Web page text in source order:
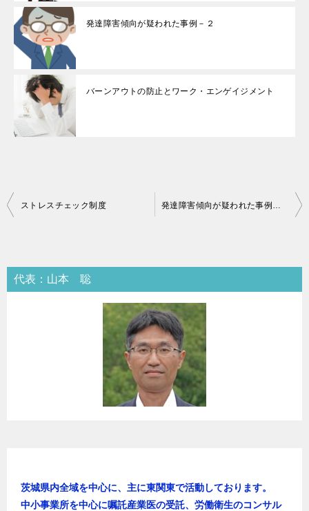
発達障害傾向が疑われた事例－２
バーンアウトの防止とワーク・エンゲイジメント
投
ビ
ゲ
ストレスチェック制度
代表：山本 聡
茨城県内全域を中心に、主に東関東で活動しております。
中小事業所を中心に嘱託産業医の受託、労働衛生のコンサル